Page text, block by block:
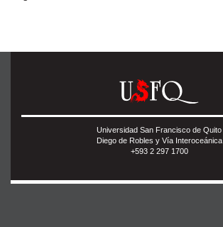
Universidad San Francisco de Quito
Diego de Robles y Vía Interoceánica
+593 2 297 1700